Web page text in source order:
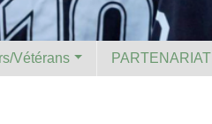
Vétérans PARTENARIAT